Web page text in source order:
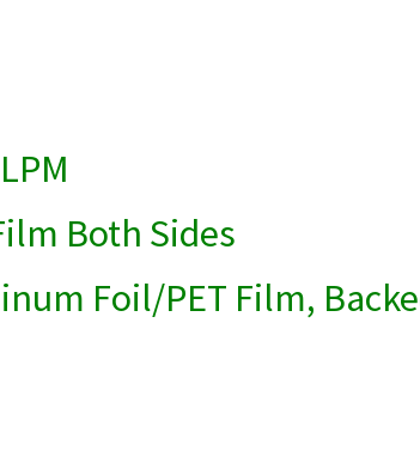
Both Sides
Foil/PET Film,